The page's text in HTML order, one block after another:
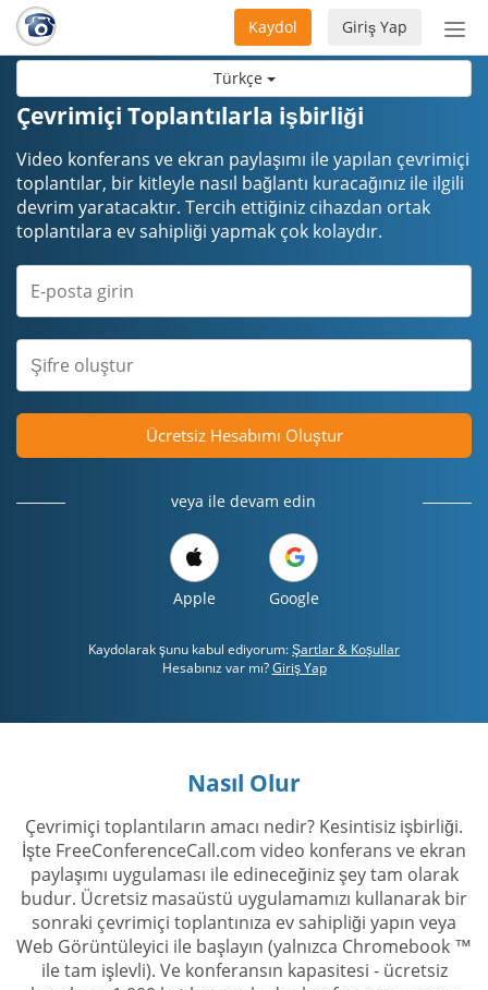
Türkçe
aç/
Giriş Yap
Kaydol
Çevrimiçi Toplantılarla işbirliği
Video konferans ve ekran paylaşımı ile yapılan çevrimiçi
toplantılar, bir kitleyle nasıl bağlantı kuracağınız ile ilgili
devrim yaratacaktır. Tercih ettiğiniz cihazdan ortak
toplantılara ev sahipliği yapmak çok kolaydır.
Ücretsiz Hesabımı Oluştur
veya ile devam edin
Apple Google
Kaydolarak şunu kabul ediyorum:Şartlar & Koşullar
Hesabınız var mı?Giriş Yap
Nasıl Olur
Çevrimiçi toplantıların amacı nedir? Kesintisiz işbirliği.
İşte FreeConferenceCall.com video konferans ve ekran
paylaşımı uygulaması ile edineceğiniz şey tam olarak
budur. Ücretsiz masaüstü uygulamamızı kullanarak bir
sonraki çevrimiçi toplantınıza ev sahipliği yapın veya
Web Görüntüleyici ile başlayın (yalnızca Chromebook ™
ile tam işlevli). Ve konferansın kapasitesi - ücretsiz